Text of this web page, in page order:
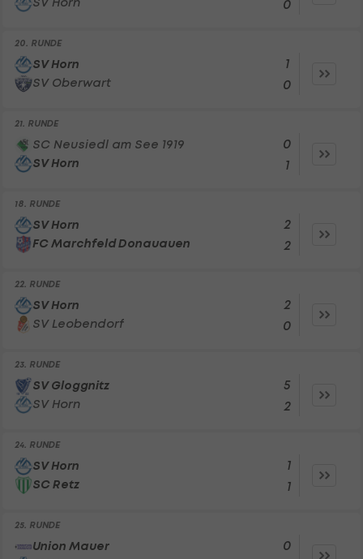
0
20. RUNDE
SV Horn
SV Oberwart
1
0
21. RUNDE
SC Neusiedl am See 1919
SV Horn
0
1
18. RUNDE
SV Horn
FC Marchfeld Donauauen
2
2
22. RUNDE
SV Horn
SV Leobendorf
2
0
23. RUNDE
SV Gloggnitz
SV Horn
5
2
24. RUNDE
SV Horn
SC Retz
1
1
25. RUNDE
Union Mauer
0